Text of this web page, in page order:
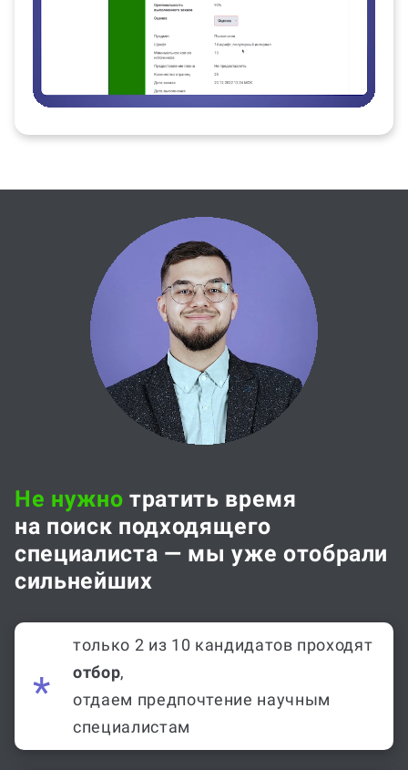
Не нужнотратить время
на поиск подходящего
специалиста — мы уже отобрали
только 2 из 10 кандидатов проходят
отбор,
отдаем предпочтение научным
специалистам